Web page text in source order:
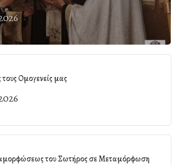
Ομογενείς μας
του Σωτήρος σε Μεταμόρφωση